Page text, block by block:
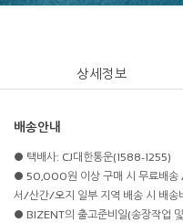
상세정보
배송안내
● 택배사: CJ대한통운(1588-1255)
● 50,000원 이상 구매 시 무료배송
서/산간/오지 일부 지역 배송 시 배송
● BIZENT의 출고준비일(송장작업